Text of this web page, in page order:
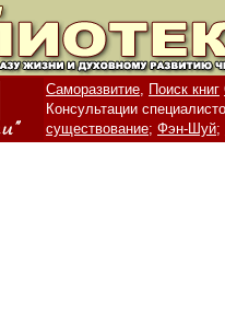
Саморазвитие, Поиск книг
Консультации
существование; Фэн-Шуй;